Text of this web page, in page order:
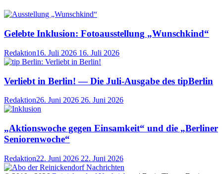
Gelebte Inklusion: Fotoausstellung „Wunschkind“
Redaktion16. Juli 2026 16. Juli 2026
Verliebt in Berlin! — Die Juli-Ausgabe des tipBerlin
Redaktion26. Juni 2026 26. Juni 2026
„Aktionswoche gegen Einsamkeit“ und die „Berliner
Seniorenwoche“
Redaktion22. Juni 2026 22. Juni 2026